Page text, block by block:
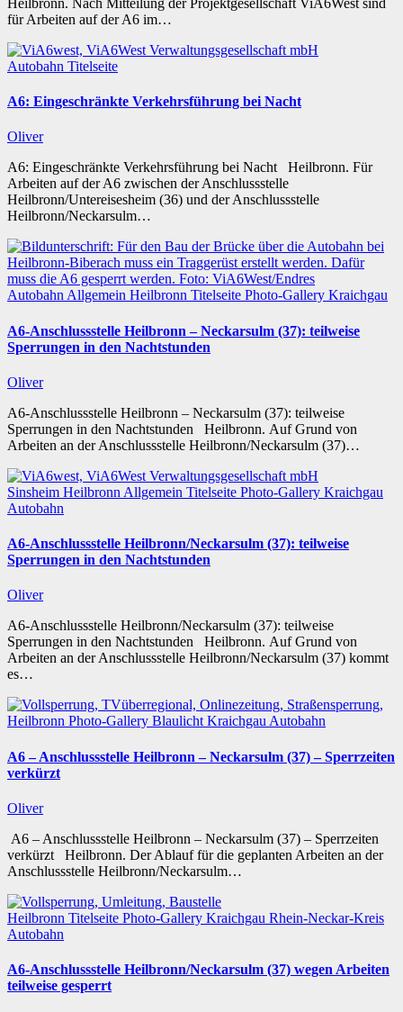
für Arbeiten auf der A6 im…
Autobahn Titelseite
A6: Eingeschränkte Verkehrsführung bei Nacht
Oliver
A6: Eingeschränkte Verkehrsführung bei Nacht Heilbronn. Für
Arbeiten auf der A6 zwischen der Anschlussstelle
Heilbronn/Untereisesheim (36) und der Anschlussstelle
Heilbronn/Neckarsulm…
Autobahn Allgemein Heilbronn Titelseite Photo-Gallery Kraichgau
A6-Anschlussstelle Heilbronn – Neckarsulm (37): teilweise
Sperrungen in den Nachtstunden
Oliver
A6-Anschlussstelle Heilbronn – Neckarsulm (37): teilweise
Sperrungen in den Nachtstunden Heilbronn. Auf Grund von
Arbeiten an der Anschlussstelle Heilbronn/Neckarsulm (37)…
Sinsheim Heilbronn Allgemein Titelseite Photo-Gallery Kraichgau
Autobahn
A6-Anschlussstelle Heilbronn/Neckarsulm (37): teilweise
Sperrungen in den Nachtstunden
Oliver
A6-Anschlussstelle Heilbronn/Neckarsulm (37): teilweise
Sperrungen in den Nachtstunden Heilbronn. Auf Grund von
Arbeiten an der Anschlussstelle Heilbronn/Neckarsulm (37) kommt
es…
Heilbronn Photo-Gallery Blaulicht Kraichgau Autobahn
A6 – Anschlussstelle Heilbronn – Neckarsulm (37) – Sperrzeiten
verkürzt
Oliver
A6 – Anschlussstelle Heilbronn – Neckarsulm (37) – Sperrzeiten
verkürzt Heilbronn. Der Ablauf für die geplanten Arbeiten an der
Anschlussstelle Heilbronn/Neckarsulm…
Heilbronn Titelseite Photo-Gallery Kraichgau Rhein-Neckar-Kreis
Autobahn
A6-Anschlussstelle Heilbronn/Neckarsulm (37) wegen Arbeiten
teilweise gesperrt